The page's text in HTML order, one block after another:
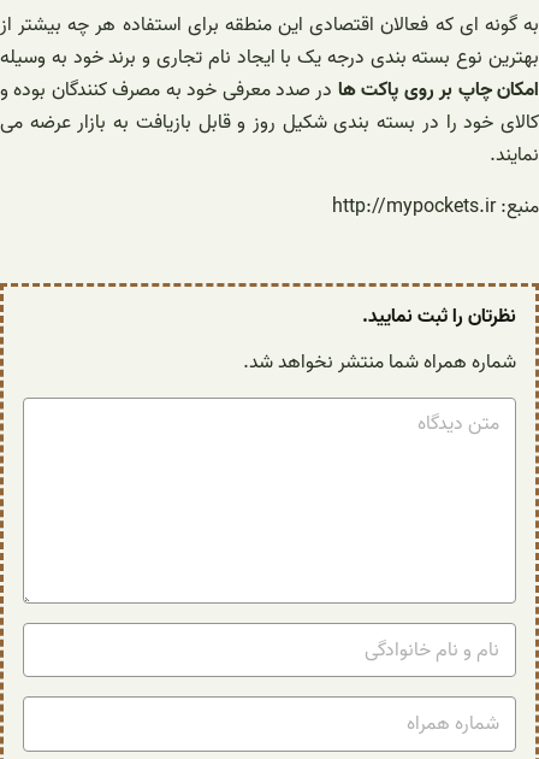
به گونه ای که فعالان اقتصادی این منطقه برای استفاده هر چه بیشتر از
بهترین نوع بسته بندی درجه یک با ایجاد نام تجاری و برند خود به وسیله
امکان چاپ بر روی پاکت ها در صدد معرفی خود به مصرف کنندگان بوده و
کالای خود را در بسته بندی شکیل روز و قابل بازیافت به بازار عرضه می
نمایند.
منبع: http://mypockets.ir
نظرتان را ثبت نمایید.
شماره همراه شما منتشر نخواهد شد.